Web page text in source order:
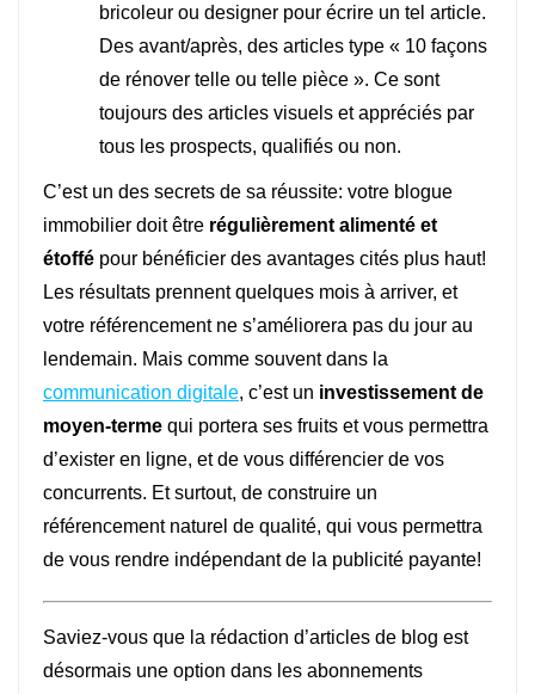
bricoleur ou designer pour écrire un tel article.
Des avant/après, des articles type « 10 façons
de rénover telle ou telle pièce ». Ce sont
toujours des articles visuels et appréciés par
tous les prospects, qualifiés ou non.
C’est un des secrets de sa réussite: votre blogue
immobilier doit être régulièrement alimenté et
étoffé pour bénéficier des avantages cités plus haut!
Les résultats prennent quelques mois à arriver, et
votre référencement ne s’améliorera pas du jour au
lendemain. Mais comme souvent dans la
communication digitale, c’est un investissement de
moyen-terme qui portera ses fruits et vous permettra
d’exister en ligne, et de vous différencier de vos
concurrents. Et surtout, de construire un
référencement naturel de qualité, qui vous permettra
de vous rendre indépendant de la publicité payante!
Saviez-vous que la rédaction d’articles de blog est
désormais une option dans les abonnements